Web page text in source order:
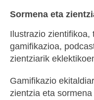
Sormena eta
Ilustrazio zientifikoa,
gamifikazioa,
zientziarik
Gamifikazio
zientzia eta